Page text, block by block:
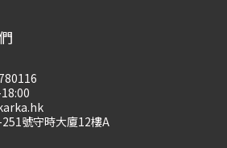
號守時大廈12樓A